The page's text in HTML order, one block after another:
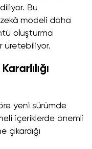
Bu
modeli daha
oluşturma
üretebiliyor.
yeni sürümde
içeriklerde önemli
çıkardığı